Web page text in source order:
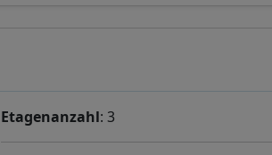
Etagenanzahl: 3